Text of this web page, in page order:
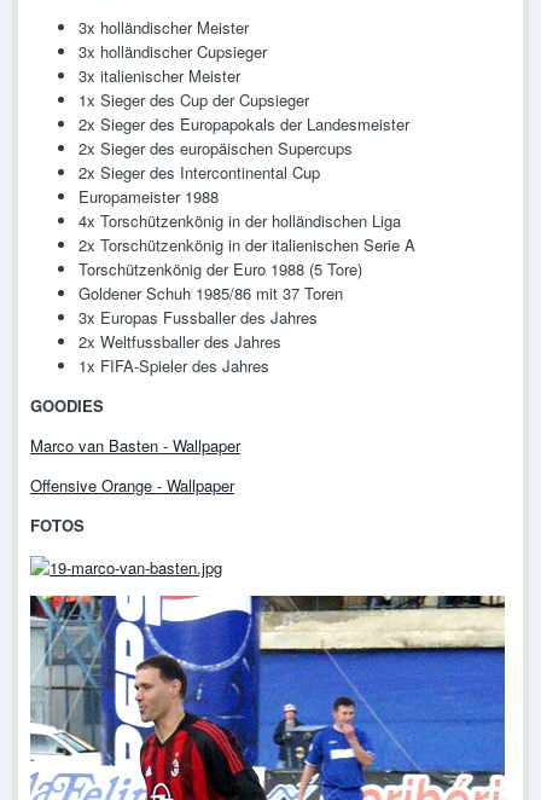
3x holländischer Meister
3x holländischer Cupsieger
3x italienischer Meister
1x Sieger des Cup der Cupsieger
2x Sieger des Europapokals der Landesmeister
2x Sieger des europäischen Supercups
2x Sieger des Intercontinental Cup
Europameister 1988
4x Torschützenkönig in der holländischen Liga
2x Torschützenkönig in der italienischen Serie A
Torschützenkönig der Euro 1988 (5 Tore)
Goldener Schuh 1985/86 mit 37 Toren
3x Europas Fussballer des Jahres
2x Weltfussballer des Jahres
1x FIFA-Spieler des Jahres
GOODIES
Marco van Basten - Wallpaper
Offensive Orange - Wallpaper
FOTOS